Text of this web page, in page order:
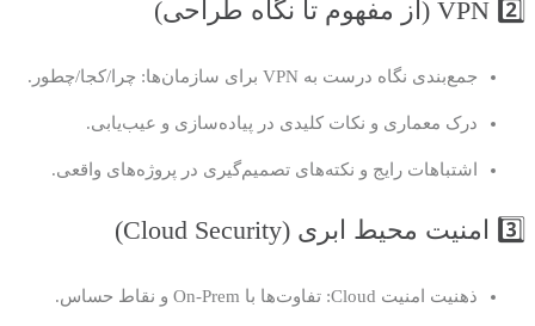
2️⃣ VPN (از مفهوم تا نگاه طراحی)
جمع‌بندی نگاه درست به VPN برای سازمان‌ها: چرا/کجا/چطور.
درک معماری و نکات کلیدی در پیاده‌سازی و عیب‌یابی.
اشتباهات رایج و نکته‌های تصمیم‌گیری در پروژه‌های واقعی.
3️⃣ امنیت محیط ابری (Cloud Security)
ذهنیت امنیت Cloud: تفاوت‌ها با On-Prem و نقاط حساس.